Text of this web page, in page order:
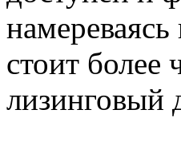
стоит
лизинговый